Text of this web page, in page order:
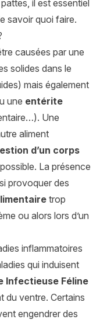
il est essentiel
savoir quoi faire.
causées par une
solides dans le
mais également
une entérite
Une
aliment
d’un corps
La présence
provoquer des
trop
ou alors lors d’un
inflammatoires
qui induisent
Infectieuse Féline
du ventre. Certains
engendrer des